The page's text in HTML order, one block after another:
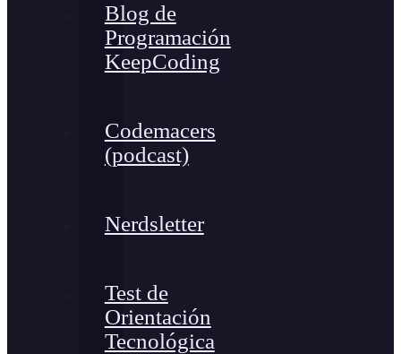
Blog de
Programación
KeepCoding
Codemacers
(podcast)
Nerdsletter
Test de
Orientación
Tecnológica